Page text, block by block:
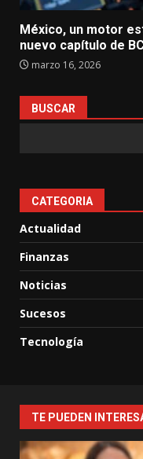
México, un motor
nuevo capítulo de
marzo 16, 2026
BUSCAR
CATEGORIA
Actualidad
Finanzas
Noticias
Sucesos
Tecnología
TE PUEDEN